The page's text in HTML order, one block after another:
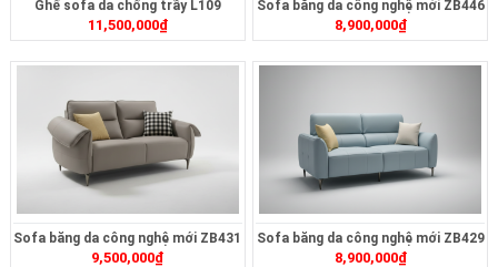
Ghế sofa da chống trầy L109
11,500,000₫
Sofa băng da công nghệ mới ZB446
8,900,000₫
Sofa băng da công nghệ mới ZB431
9,500,000₫
Sofa băng da công nghệ mới ZB429
8,900,000₫